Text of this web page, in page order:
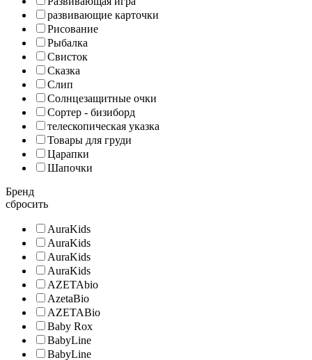
развивающие карточки
Рисование
Рыбалка
Свисток
Сказка
Слип
Солнцезащитные очки
Сортер - бизиборд
телескопическая указка
Товары для груди
Царапки
Шапочки
Бренд
сбросить
AuraKids
AuraKids
AuraKids
AuraKids
AZETAbio
AzetaBio
AZETABio
Baby Rox
BabyLine
BabyLine